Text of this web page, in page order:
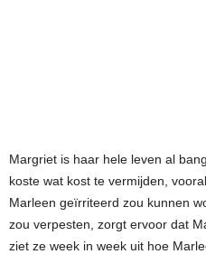
Margriet is haar hele leven al
koste wat kost te vermijden,
Marleen geïrriteerd zou kunnen
zou verpesten, zorgt ervoor dat
ziet ze week in week uit hoe